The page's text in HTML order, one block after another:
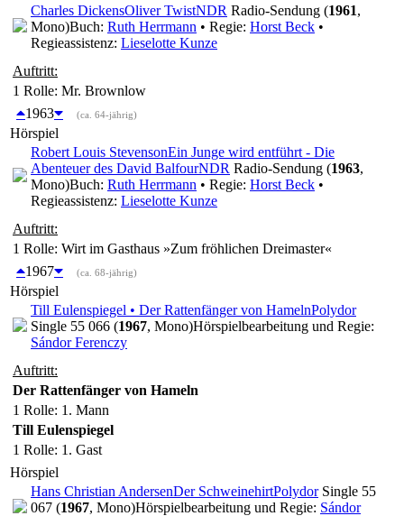
Charles DickensOliver TwistNDR Radio-Sendung (1961,
Mono)Buch: Ruth Herrmann • Regie: Horst Beck •
Regieassistenz: Lieselotte Kunze
Auftritt:
1 Rolle: Mr. Brownlow
1963
(ca. 64-jährig)
Hörspiel
Robert Louis StevensonEin Junge wird entführt - Die
Abenteuer des David BalfourNDR Radio-Sendung (1963,
Mono)Buch: Ruth Herrmann • Regie: Horst Beck •
Regieassistenz: Lieselotte Kunze
Auftritt:
1 Rolle: Wirt im Gasthaus »Zum fröhlichen Dreimaster«
1967
(ca. 68-jährig)
Hörspiel
Till Eulenspiegel • Der Rattenfänger von HamelnPolydor
Single 55 066 (1967, Mono)Hörspielbearbeitung und Regie:
Sándor Ferenczy
Auftritt:
Der Rattenfänger von Hameln
1 Rolle: 1. Mann
Till Eulenspiegel
1 Rolle: 1. Gast
Hörspiel
Hans Christian AndersenDer SchweinehirtPolydorSingle 55
067 (1967, Mono)Hörspielbearbeitung und Regie: Sándor